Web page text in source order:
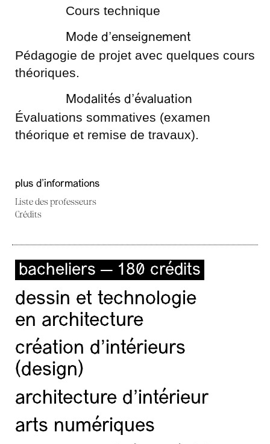
Cours technique
Mode d’enseignement
Pédagogie de projet avec quelques cours
théoriques.
Modalités d’évaluation
Évaluations sommatives (examen
théorique et remise de travaux).
plus d'informations
Liste des professeurs
Crédits
bacheliers — 180 crédits
dessin et technologie
en architecture
création d'intérieurs
(design)
architecture d’intérieur
arts numériques